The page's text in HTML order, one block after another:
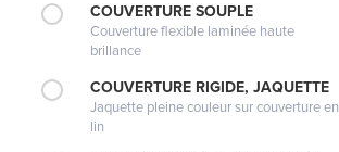
COUVERTURE SOUPLE
Couverture flexible laminée haute
brillance
COUVERTURE RIGIDE, JAQUETTE
Jaquette pleine couleur sur couverture en
lin